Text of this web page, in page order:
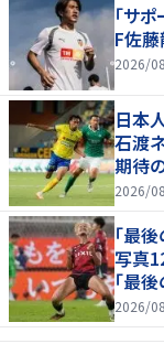
「サ
F佐藤
2026/
日本
石渡
期待
2026/
｢最
写真
｢最後
んだ
2026/